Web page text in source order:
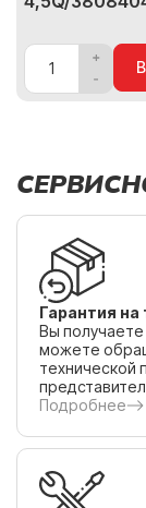
Гарантия на
Вы получаете
можете
технической
Подробнее